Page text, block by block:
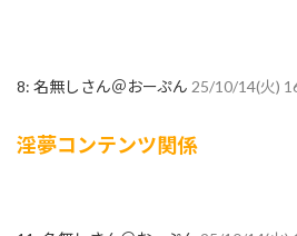
8: 名無しさん＠おーぷん 25/10/14(火)
淫夢コンテンツ関係